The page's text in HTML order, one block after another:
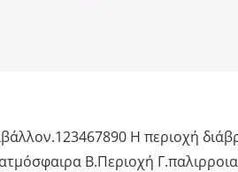
Η περιοχή
Β.Περιοχή